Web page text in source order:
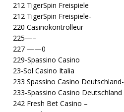
212 TigerSpin Freispiele
212 TigerSpin Freispiele-
220 Casinokontrolleur –
225—–
227 ——0
229-Spassino Casino
23-Sol Casino Italia
233 Spassino Casino Deutschland-
233-Spassino Casino Deutschland
242 Fresh Bet Casino –